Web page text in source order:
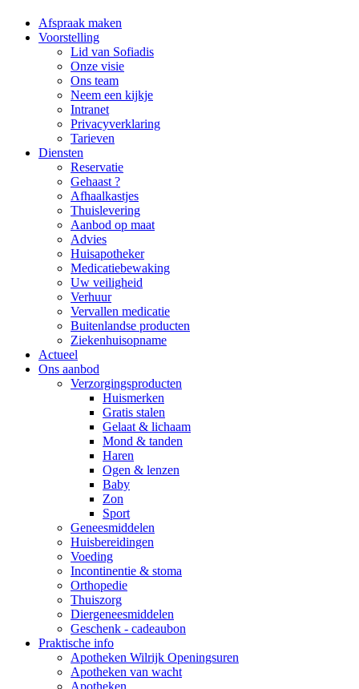
Afspraak maken
Voorstelling
Lid van Sofiadis
Onze visie
Ons team
Neem een kijkje
Intranet
Privacyverklaring
Tarieven
Diensten
Reservatie
Gehaast ?
Afhaalkastjes
Thuislevering
Aanbod op maat
Advies
Huisapotheker
Medicatiebewaking
Uw veiligheid
Verhuur
Vervallen medicatie
Buitenlandse producten
Ziekenhuisopname
Actueel
Ons aanbod
Verzorgingsproducten
Huismerken
Gratis stalen
Gelaat & lichaam
Mond & tanden
Haren
Ogen & lenzen
Baby
Zon
Sport
Geneesmiddelen
Huisbereidingen
Voeding
Incontinentie & stoma
Orthopedie
Thuiszorg
Diergeneesmiddelen
Geschenk - cadeaubon
Praktische info
Apotheken Wilrijk Openingsuren
Apotheken van wacht
Apotheken